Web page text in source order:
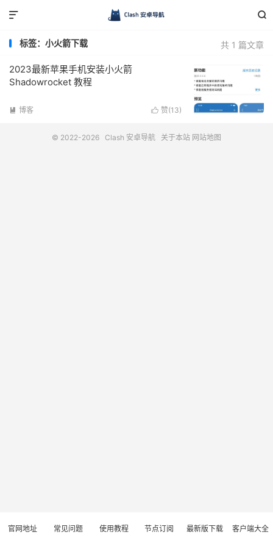


共 1 篇文章
标签：小火箭下载
2023最新苹果手机安装小火箭
Shadowrocket 教程
 赞(13)
 博客
© 2022-2026 Clash 安卓导航 关于本站 网站地图
官网地址 常见问题 使用教程 节点订阅 最新版下载 客户端大全